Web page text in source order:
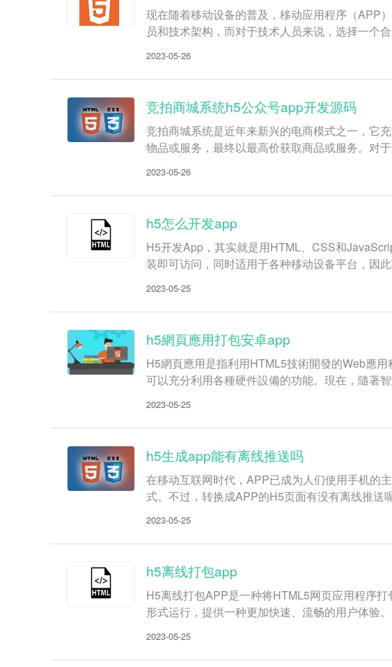
现在随着移动设备的普及，移动应用程序（APP
员和技术架构，而对于技术人员来说，选择一个
2023-05-26
竞拍商城系统h5公众号app开发源码
竞拍商城系统是近年来新兴的电商模式之一，它
物品或服务，最终以最高价获取商品或服务。对
2023-05-26
h5怎么开发app
H5开发App，其实就是用HTML、CSS和
装即可访问，同时适用于各种移动设备平台，因
2023-05-25
h5網頁應用打包安卓app
H5網頁應用是指利用HTML5技術開發的Web應
可以充分利用各種硬件設備的功能。現在，隨著
2023-05-25
h5生成app能有离线推送吗
在移动互联网时代，APP已成为人们使用手机的
式。不过，转换成APP的H5页面有没有离线推
2023-05-25
h5离线打包app
H5离线打包APP是一种将HTML5网页应用程序
形式运行，提供一种更加快速、流畅的用户体验
2023-05-25